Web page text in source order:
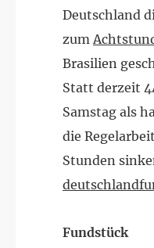
Deutschland
zum
Brasilien
Statt derzeit
Samstag als
die
Stunden
Fundstück